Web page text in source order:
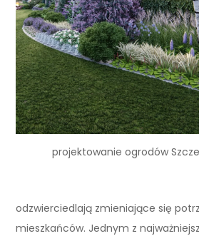
projektowanie ogrodów
odzwierciedlają zmieniające się
mieszkańców. Jednym z